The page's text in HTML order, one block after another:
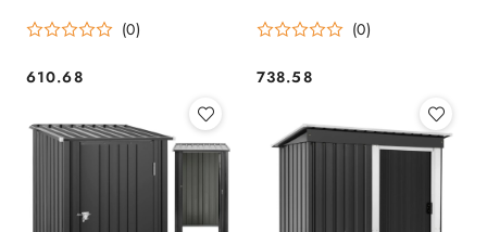
złoty
(0)
Cena:
610.68
136kg
(0)
Cena:
738.58